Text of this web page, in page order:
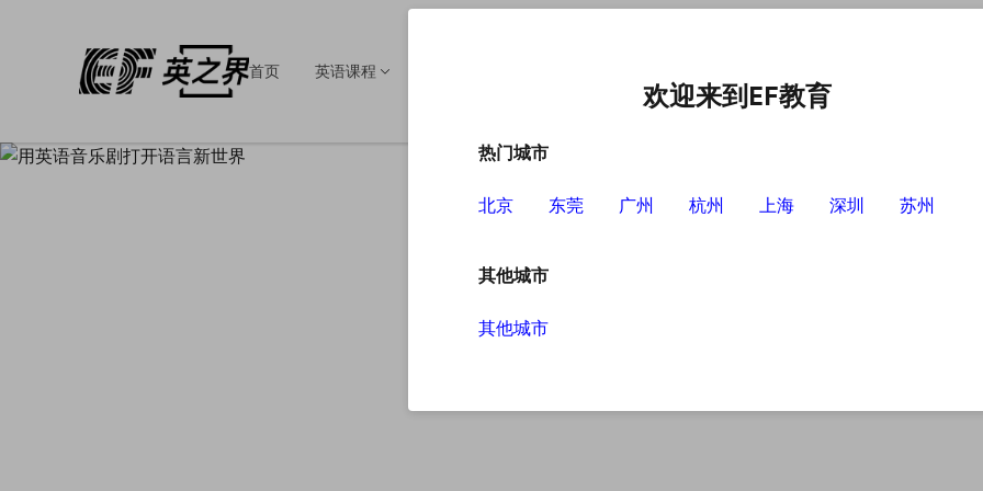
首页 英语课程
欢迎来到EF教育
热门城市
北京 东莞 广州 杭州 上海 深圳 苏州
其他城市
其他城市